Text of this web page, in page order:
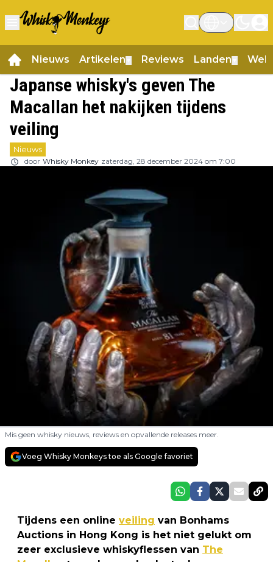
Nieuws Artikelen Reviews Landen
Japanse whisky's geven The
Macallan het nakijken tijdens
veiling
Nieuws
door Whisky Monkey zaterdag, 28 december 2024 om 7:00
Mis geen whisky nieuws, reviews en opvallende releases meer.
Voeg Whisky Monkeys toe als Google favoriet
Tijdens een online veiling van Bonhams
Auctions in Hong Kong is het niet gelukt om
zeer exclusieve whiskyflessen van The